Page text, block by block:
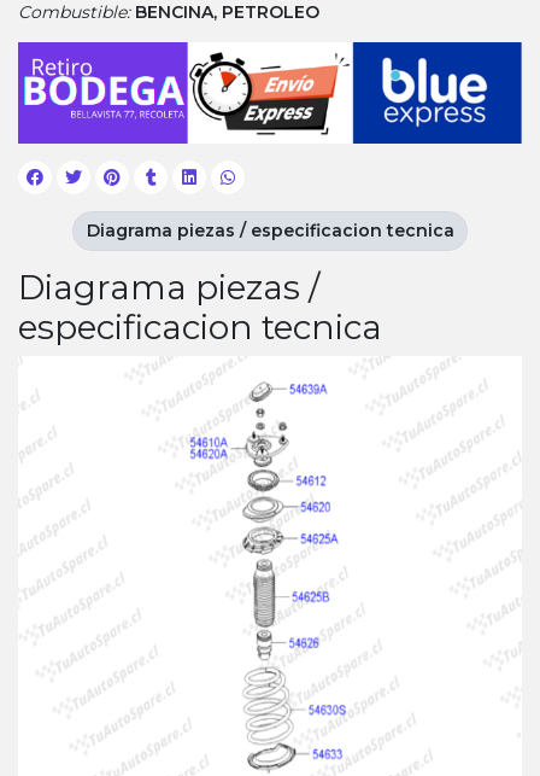
Combustible: BENCINA, PETROLEO
Diagrama piezas /
especificacion tecnica
Diagrama piezas / especificacion tecnica